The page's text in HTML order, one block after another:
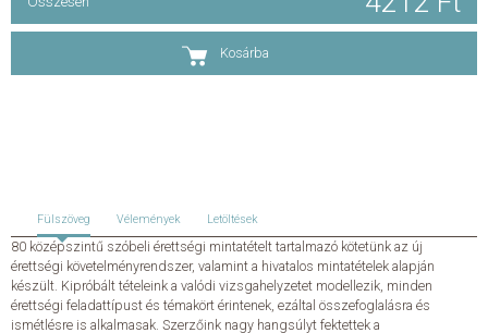
Kosárba
Fülszöveg Vélemények Letöltések
80 középszintű szóbeli érettségi mintatételt tartalmazó kötetünk az új
érettségi követelményrendszer, valamint a hivatalos mintatételek alapján
készült. Kipróbált tételeink a valódi vizsgahelyzetet modellezik, minden
érettségi feladattípust és témakört érintenek, ezáltal összefoglalásra és
ismétlésre is alkalmasak. Szerzőink nagy hangsúlyt fektettek a
GYAKRAN ISMÉTELT KÉRDÉSEK